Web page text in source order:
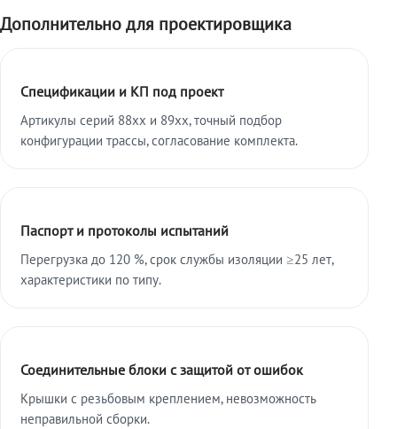
Дополнительно для проектировщика
Спецификации и КП под проект
Артикулы серий 88xx и 89xx, точный подбор
конфигурации трассы, согласование комплекта.
Паспорт и протоколы испытаний
Перегрузка до 120 %, срок службы изоляции ≥25 лет,
характеристики по типу.
Соединительные блоки с защитой от ошибок
Крышки с резьбовым креплением, невозможность
неправильной сборки.